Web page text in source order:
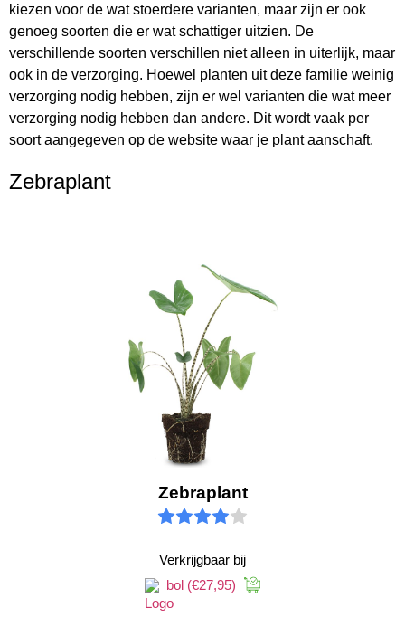
kiezen voor de wat stoerdere varianten, maar zijn er ook
genoeg soorten die er wat schattiger uitzien. De
verschillende soorten verschillen niet alleen in uiterlijk, maar
ook in de verzorging. Hoewel planten uit deze familie weinig
verzorging nodig hebben, zijn er wel varianten die wat meer
verzorging nodig hebben dan andere. Dit wordt vaak per
soort aangegeven op de website waar je plant aanschaft.
Zebraplant
Zebraplant
Verkrijgbaar bij
bol (€27,95)